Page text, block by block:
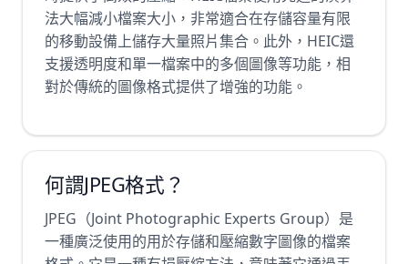
法大幅減小檔案大小，非常適合在存儲容量有限
的移動設備上儲存大量照片集合。此外，HEIC還
支援透明度和單一檔案中的多個圖像等功能，相
對於傳統的圖像格式提供了增強的功能。
何謂JPEG格式？
JPEG（Joint Photographic Experts Group）是
一種廣泛使用的用於存儲和壓縮數字圖像的檔案